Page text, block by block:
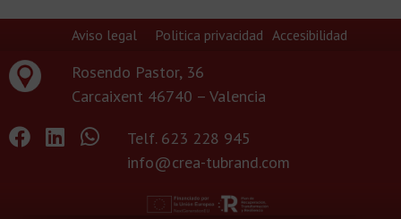
Aviso legal Politica privacidad Accesibilidad
Rosendo Pastor, 36
Carcaixent 46740 – Valencia
Telf. 623 228 945
info@crea-tubrand.com